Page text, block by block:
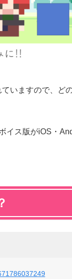
いますので、ど
イス版がiOS・